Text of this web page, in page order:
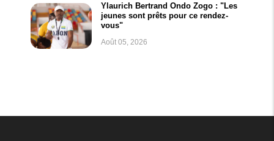
Ylaurich Bertrand Ondo Zogo : "Les
jeunes sont prêts pour ce rendez-
vous"
Août 05, 2026